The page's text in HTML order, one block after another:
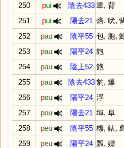
250
pui 陰去433 輩, 背
251
pui 陽去21 焙, 吠,
252
pau 陰平55 包, 胞,
253
pau 陽平24 鉋
254
pau 陰上52 飽
255
pau 陰去433 豹, 爆
256
pɐu 陽平24 浮
257
pou 陽去21 埠, 阜
258
peu 陰平55 標, 錶,
259
peu 陽平24 瓢, 嫖